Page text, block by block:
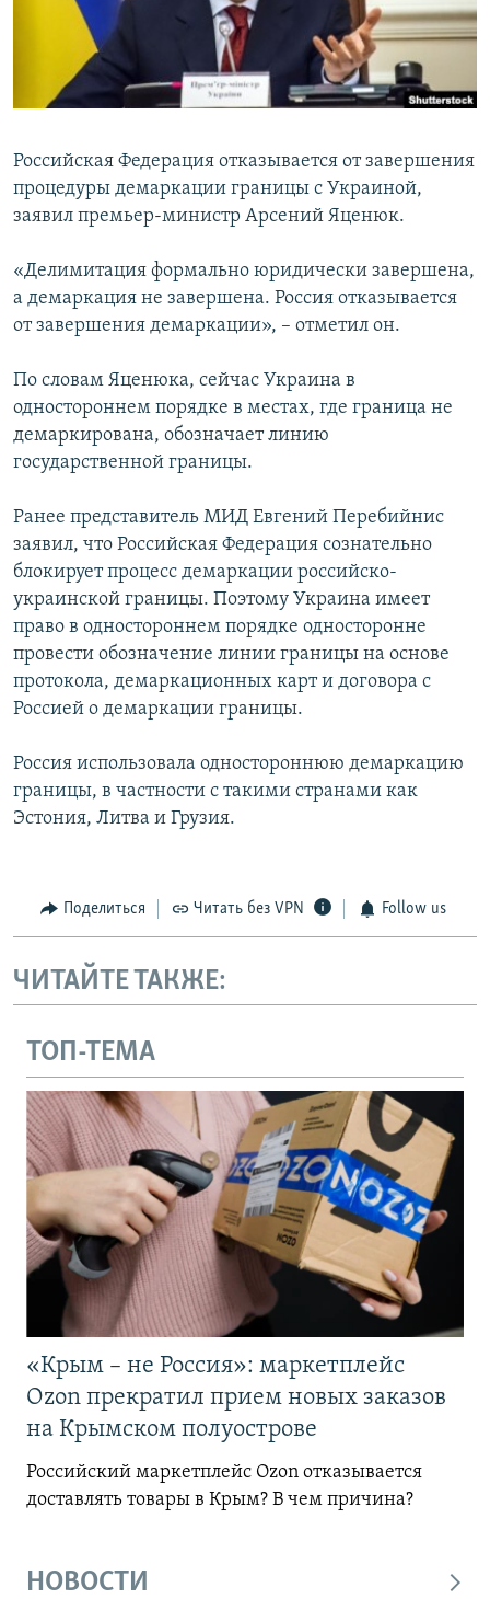
ПОБЕДИТЕЛЕЙ НЕ СУДЯТ?
КРЫМ.НЕПОКОРЕННЫЙ
ELIFBE
ПРИСОЕДИНЯЙТЕСЬ!
Все сайты RFE/RL
Российская Федерация отказывается от завершения
процедуры демаркации границы с Украиной,
заявил премьер-министр Арсений Яценюк.
«Делимитация формально юридически завершена,
а демаркация не завершена. Россия отказывается
от завершения демаркации», – отметил он.
По словам Яценюка, сейчас Украина в
одностороннем порядке в местах, где граница не
демаркирована, обозначает линию
государственной границы.
Ранее представитель МИД Евгений Перебийнис
заявил, что Российская Федерация сознательно
блокирует процесс демаркации российско-
украинской границы. Поэтому Украина имеет
право в одностороннем порядке односторонне
провести обозначение линии границы на основе
протокола, демаркационных карт и договора с
Россией о демаркации границы.
Россия использовала одностороннюю демаркацию
границы, в частности с такими странами как
Эстония, Литва и Грузия.
Поделиться Читать без VPN Follow us
ЧИТАЙТЕ ТАКЖЕ:
ТОП-ТЕМА
«Крым – не Россия»: маркетплейс
Ozon прекратил прием новых заказов
на Крымском полуострове
Российский маркетплейс Ozon отказывается
доставлять товары в Крым? В чем причина?
НОВОСТИ